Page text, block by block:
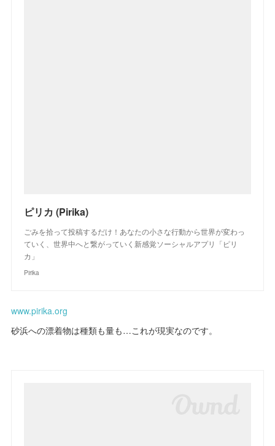
ピリカ (Pirika)
ごみを拾って投稿するだけ！あなたの小さな行動から世界が変わっ
ていく、世界中へと繋がっていく新感覚ソーシャルアプリ「ピリ
カ」
Pirika
www.pirika.org
砂浜への漂着物は種類も量も…これが現実なのです。